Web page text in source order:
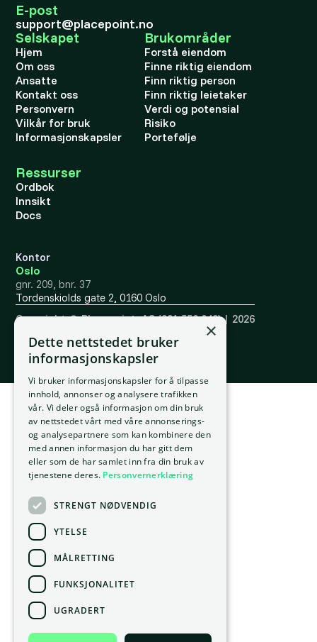
E-post
support@placepoint.no
Selskapet
Hjem
Om oss
Ansatte
Kontakt oss
Personvern
Vilkår for bruk
Informasjonskapsler
Brukområder
Forstå eiendom
Finne riktig eiendom
Finn riktig person
Finn riktig leietaker
Verdi og potensial
Risiko
Portefølje
Ressurser
Ordbok
Innsikt
Docs
Kontor
Oslo
gnr. 209, bnr. 37
Tordenskiolds gate 2, 0160 Oslo
Copyright ©Placepoint AS(921 550 049) | 2026
Følg oss på sosiale medier
×
Dette nettstedet bruker
informasjonskapsler
Vi bruker informasjonskapsler for å tilpasse
innhold, annonser og analysere trafikken
vår. Vi deler også informasjon om din bruk
av nettstedet vårt med våre annonserings-
og analysepartnere som kan kombinere den
med annen informasjon du har gitt dem
eller som de har samlet inn fra din bruk av
tjenestene deres. Personvernerklæring
STRENGT NØDVENDIG
YTELSE
MÅLRETTING
FUNKSJONALITET
UGRADERT